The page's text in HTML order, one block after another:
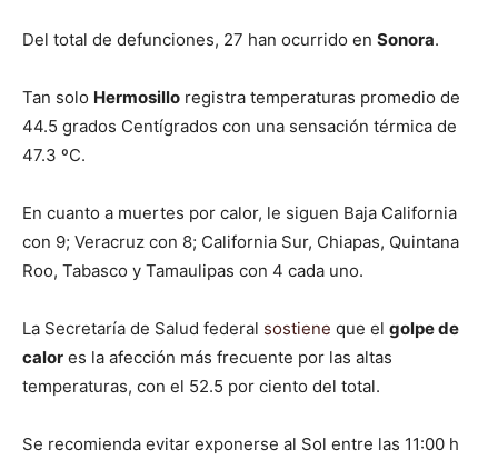
Del total de defunciones, 27 han ocurrido en Sonora.
Tan solo Hermosillo registra temperaturas promedio de
44.5 grados Centígrados con una sensación térmica de
47.3 ºC.
En cuanto a muertes por calor, le siguen Baja California
con 9; Veracruz con 8; California Sur, Chiapas, Quintana
Roo, Tabasco y Tamaulipas con 4 cada uno.
La Secretaría de Salud federal sostiene que el golpe de
calor es la afección más frecuente por las altas
temperaturas, con el 52.5 por ciento del total.
Se recomienda evitar exponerse al Sol entre las 11:00 h